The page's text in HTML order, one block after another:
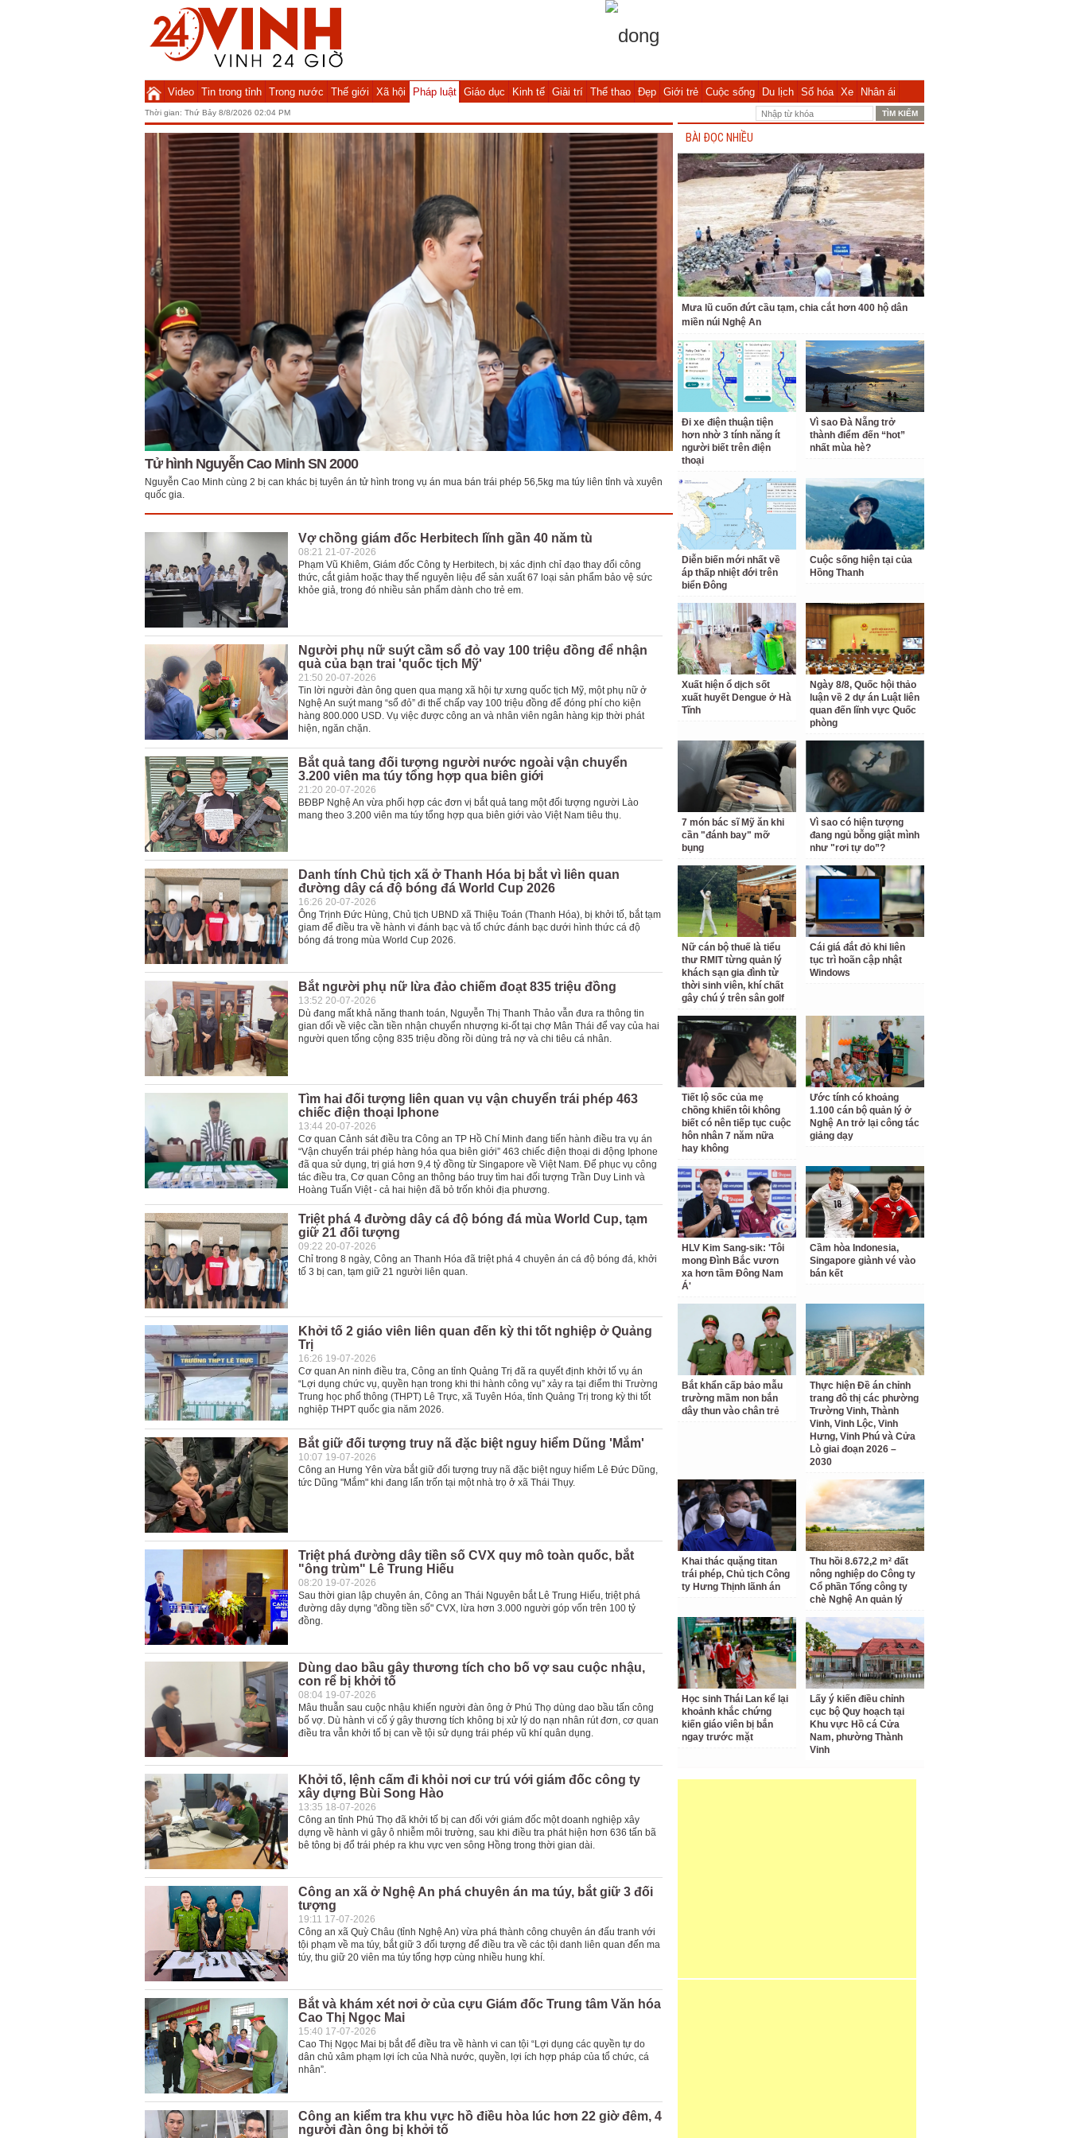
Video Tin trong tỉnh Trong nước Thế giới Xã hội Pháp luật Giáo dục Kinh tế Giải trí Thể thao Đẹp Giới trẻ Cuộc sống Du lịch Số hóa Xe Nhân ái
Thời gian: Thứ Bảy 8/8/2026 02:04 PM
Tử hình Nguyễn Cao Minh SN 2000
Nguyễn Cao Minh cùng 2 bị can khác bị tuyên án tử hình trong vụ án mua bán trái phép 56,5kg ma túy liên tỉnh và xuyên
quốc gia.
Vợ chồng giám đốc Herbitech lĩnh gần 40 năm tù
08:21 21-07-2026
Phạm Vũ Khiêm, Giám đốc Công ty Herbitech, bị xác định chỉ đạo thay đổi công
thức, cắt giảm hoặc thay thế nguyên liệu để sản xuất 67 loại sản phẩm bảo vệ sức
khỏe giả, trong đó nhiều sản phẩm dành cho trẻ em.
Người phụ nữ suýt cầm sổ đỏ vay 100 triệu đồng để nhận
quà của bạn trai 'quốc tịch Mỹ'
21:50 20-07-2026
Tin lời người đàn ông quen qua mạng xã hội tự xưng quốc tịch Mỹ, một phụ nữ ở
Nghệ An suýt mang “sổ đỏ” đi thế chấp vay 100 triệu đồng để đóng phí cho kiện
hàng 800.000 USD. Vụ việc được công an và nhân viên ngân hàng kịp thời phát
hiện, ngăn chặn.
Bắt quả tang đối tượng người nước ngoài vận chuyển
3.200 viên ma túy tổng hợp qua biên giới
21:20 20-07-2026
BĐBP Nghệ An vừa phối hợp các đơn vị bắt quả tang một đối tượng người Lào
mang theo 3.200 viên ma túy tổng hợp qua biên giới vào Việt Nam tiêu thụ.
Danh tính Chủ tịch xã ở Thanh Hóa bị bắt vì liên quan
đường dây cá độ bóng đá World Cup 2026
16:26 20-07-2026
Ông Trịnh Đức Hùng, Chủ tịch UBND xã Thiệu Toán (Thanh Hóa), bị khởi tố, bắt tạm
giam để điều tra về hành vi đánh bạc và tổ chức đánh bạc dưới hình thức cá độ
bóng đá trong mùa World Cup 2026.
Bắt người phụ nữ lừa đảo chiếm đoạt 835 triệu đồng
13:52 20-07-2026
Dù đang mất khả năng thanh toán, Nguyễn Thị Thanh Thảo vẫn đưa ra thông tin
gian dối về việc cần tiền nhận chuyển nhượng ki-ốt tại chợ Mân Thái để vay của hai
người quen tổng cộng 835 triệu đồng rồi dùng trả nợ và chi tiêu cá nhân.
Tìm hai đối tượng liên quan vụ vận chuyển trái phép 463
chiếc điện thoại Iphone
13:44 20-07-2026
Cơ quan Cảnh sát điều tra Công an TP Hồ Chí Minh đang tiến hành điều tra vụ án
“Vận chuyển trái phép hàng hóa qua biên giới” 463 chiếc điện thoại di động Iphone
đã qua sử dụng, trị giá hơn 9,4 tỷ đồng từ Singapore về Việt Nam. Để phục vụ công
tác điều tra, Cơ quan Công an thông báo truy tìm hai đối tượng Trần Duy Linh và
Hoàng Tuấn Việt - cả hai hiện đã bỏ trốn khỏi địa phương.
Triệt phá 4 đường dây cá độ bóng đá mùa World Cup, tạm
giữ 21 đối tượng
09:22 20-07-2026
Chỉ trong 8 ngày, Công an Thanh Hóa đã triệt phá 4 chuyên án cá độ bóng đá, khởi
tố 3 bị can, tạm giữ 21 người liên quan.
Khởi tố 2 giáo viên liên quan đến kỳ thi tốt nghiệp ở Quảng
Trị
16:26 19-07-2026
Cơ quan An ninh điều tra, Công an tỉnh Quảng Trị đã ra quyết định khởi tố vụ án
“Lợi dụng chức vụ, quyền hạn trong khi thi hành công vụ” xảy ra tại điểm thi Trường
Trung học phổ thông (THPT) Lê Trực, xã Tuyên Hóa, tỉnh Quảng Trị trong kỳ thi tốt
nghiệp THPT quốc gia năm 2026.
Bắt giữ đối tượng truy nã đặc biệt nguy hiểm Dũng 'Mắm'
10:07 19-07-2026
Công an Hưng Yên vừa bắt giữ đối tượng truy nã đặc biệt nguy hiểm Lê Đức Dũng,
tức Dũng "Mắm" khi đang lẩn trốn tại một nhà trọ ở xã Thái Thụy.
Triệt phá đường dây tiền số CVX quy mô toàn quốc, bắt
"ông trùm" Lê Trung Hiếu
08:20 19-07-2026
Sau thời gian lập chuyên án, Công an Thái Nguyên bắt Lê Trung Hiếu, triệt phá
đường dây dựng "đồng tiền số" CVX, lừa hơn 3.000 người góp vốn trên 100 tỷ
đồng.
Dùng dao bầu gây thương tích cho bố vợ sau cuộc nhậu,
con rể bị khởi tố
08:04 19-07-2026
Mâu thuẫn sau cuộc nhậu khiến người đàn ông ở Phú Thọ dùng dao bầu tấn công
bố vợ. Dù hành vi cố ý gây thương tích không bị xử lý do nạn nhân rút đơn, cơ quan
điều tra vẫn khởi tố bị can về tội sử dụng trái phép vũ khí quân dụng.
Khởi tố, lệnh cấm đi khỏi nơi cư trú với giám đốc công ty
xây dựng Bùi Song Hào
13:35 18-07-2026
Công an tỉnh Phú Thọ đã khởi tố bị can đối với giám đốc một doanh nghiệp xây
dựng về hành vi gây ô nhiễm môi trường, sau khi điều tra phát hiện hơn 636 tấn bã
bê tông bị đổ trái phép ra khu vực ven sông Hồng trong thời gian dài.
Công an xã ở Nghệ An phá chuyên án ma túy, bắt giữ 3 đối
tượng
19:11 17-07-2026
Công an xã Quỳ Châu (tỉnh Nghệ An) vừa phá thành công chuyên án đấu tranh với
tội phạm về ma túy, bắt giữ 3 đối tượng để điều tra về các tội danh liên quan đến ma
túy, thu giữ 20 viên ma túy tổng hợp cùng nhiều hung khí.
Bắt và khám xét nơi ở của cựu Giám đốc Trung tâm Văn hóa
Cao Thị Ngọc Mai
15:40 17-07-2026
Cao Thị Ngọc Mai bị bắt để điều tra về hành vi can tội “Lợi dụng các quyền tự do
dân chủ xâm phạm lợi ích của Nhà nước, quyền, lợi ích hợp pháp của tổ chức, cá
nhân”.
Công an kiểm tra khu vực hồ điều hòa lúc hơn 22 giờ đêm, 4
người đàn ông bị khởi tố
BÀI ĐỌC NHIỀU
Mưa lũ cuốn đứt cầu tạm, chia cắt hơn 400 hộ dân
miền núi Nghệ An
Đi xe điện thuận tiện
hơn nhờ 3 tính năng ít
người biết trên điện
thoại
Vì sao Đà Nẵng trở
thành điểm đến “hot”
nhất mùa hè?
Diễn biến mới nhất về
áp thấp nhiệt đới trên
biển Đông
Cuộc sống hiện tại của
Hồng Thanh
Xuất hiện ổ dịch sốt
xuất huyết Dengue ở Hà
Tĩnh
Ngày 8/8, Quốc hội thảo
luận về 2 dự án Luật liên
quan đến lĩnh vực Quốc
phòng
7 món bác sĩ Mỹ ăn khi
cần "đánh bay" mỡ
bụng
Vì sao có hiện tượng
đang ngủ bỗng giật mình
như "rơi tự do”?
Nữ cán bộ thuế là tiểu
thư RMIT từng quản lý
khách sạn gia đình từ
thời sinh viên, khí chất
gây chú ý trên sân golf
Cái giá đắt đỏ khi liên
tục trì hoãn cập nhật
Windows
Tiết lộ sốc của mẹ
chồng khiến tôi không
biết có nên tiếp tục cuộc
hôn nhân 7 năm nữa
hay không
Ước tính có khoảng
1.100 cán bộ quản lý ở
Nghệ An trở lại công tác
giảng dạy
HLV Kim Sang-sik: 'Tôi
mong Đình Bắc vươn
xa hơn tầm Đông Nam
Á'
Cầm hòa Indonesia,
Singapore giành vé vào
bán kết
Bắt khẩn cấp bảo mẫu
trường mầm non bắn
dây thun vào chân trẻ
Thực hiện Đề án chỉnh
trang đô thị các phường
Trường Vinh, Thành
Vinh, Vinh Lộc, Vinh
Hưng, Vinh Phú và Cửa
Lò giai đoạn 2026 –
2030
Khai thác quặng titan
trái phép, Chủ tịch Công
ty Hưng Thịnh lãnh án
Thu hồi 8.672,2 m² đất
nông nghiệp do Công ty
Cổ phần Tổng công ty
chè Nghệ An quản lý
Học sinh Thái Lan kể lại
khoảnh khắc chứng
kiến giáo viên bị bắn
ngay trước mặt
Lấy ý kiến điều chỉnh
cục bộ Quy hoạch tại
Khu vực Hồ cá Cửa
Nam, phường Thành
Vinh